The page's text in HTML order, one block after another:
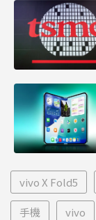
vivo X Fold5
手機 vivo